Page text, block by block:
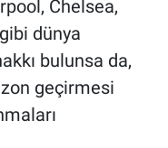
Chelsea,
dünya
bulunsa da,
geçirmesi